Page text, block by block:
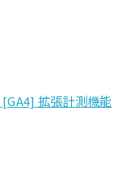
拡張計測機能